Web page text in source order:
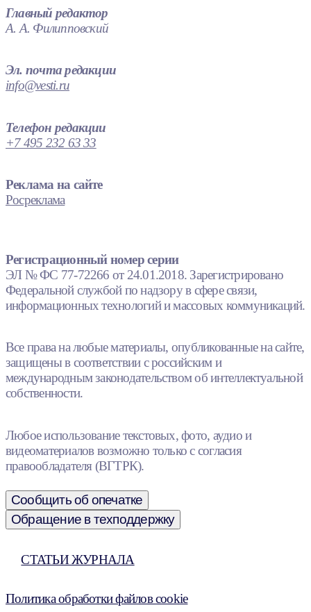
Главный редактор
А. А. Филипповский
Эл. почта редакции
info@vesti.ru
Телефон редакции
+7 495 232 63 33
Реклама на сайте
Росреклама
Регистрационный номер серии
ЭЛ № ФС 77-72266 от 24.01.2018. Зарегистрировано
Федеральной службой по надзору в сфере связи,
информационных технологий и массовых коммуникаций.
Все права на любые материалы, опубликованные на сайте,
защищены в соответствии с российским и
международным законодательством об интеллектуальной
собственности.
Любое использование текстовых, фото, аудио и
видеоматериалов возможно только с согласия
правообладателя (ВГТРК).
Сообщить об опечатке
Обращение в техподдержку
СТАТЬИ ЖУРНАЛА
Политика обработки файлов cookie